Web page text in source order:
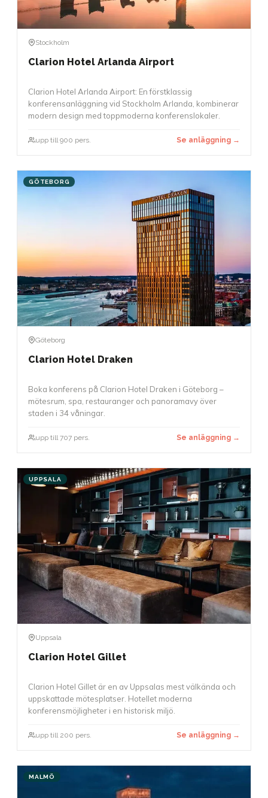
Stockholm
Clarion Hotel Arlanda Airport
Clarion Hotel Arlanda Airport: En förstklassig
konferensanläggning vid Stockholm Arlanda, kombinerar
modern design med toppmoderna konferenslokaler.
upp till 900 pers. Se anläggning →
GÖTEBORG
Göteborg
Clarion Hotel Draken
Boka konferens på Clarion Hotel Draken i Göteborg –
mötesrum, spa, restauranger och panoramavy över
staden i 34 våningar.
upp till 707 pers. Se anläggning →
UPPSALA
Uppsala
Clarion Hotel Gillet
Clarion Hotel Gillet är en av Uppsalas mest välkända och
uppskattade mötesplatser. Hotellet moderna
konferensmöjligheter i en historisk miljö.
upp till 200 pers. Se anläggning →
MALMÖ